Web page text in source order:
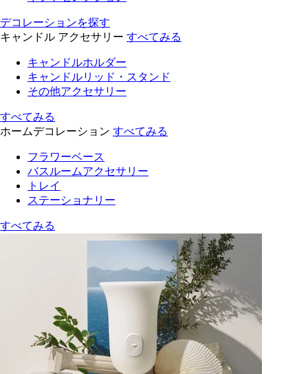
デコレーションを探す
キャンドル アクセサリー すべてみる
キャンドルホルダー
キャンドルリッド・スタンド
その他アクセサリー
すべてみる
ホームデコレーション すべてみる
フラワーベース
バスルームアクセサリー
トレイ
ステーショナリー
すべてみる